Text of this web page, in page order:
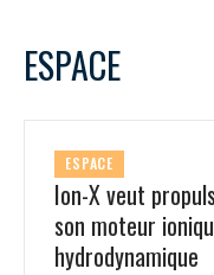
INTERNATIONALISATION
ESPACE
ESPACE
Ion-X veut
son moteur
hydrodynamique